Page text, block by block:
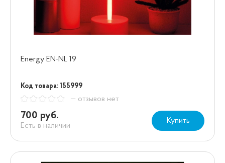
Energy EN-NL 19
Код товара: 155999
— отзывов нет
700 руб.
Есть в наличии
Купить